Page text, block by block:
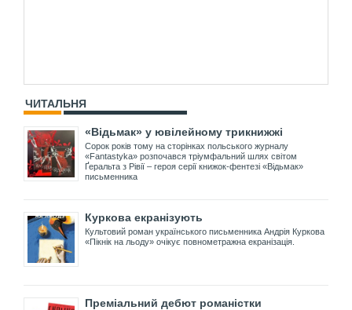
ЧИТАЛЬНЯ
«Відьмак» у ювілейному трикнижжі
Сорок років тому на сторінках польського журналу
«Fantastyka» розпочався тріумфальний шлях світом
Ґеральта з Рівії – героя серії книжок-фентезі «Відьмак»
письменника
Куркова екранізують
Культовий роман українського письменника Андрія Куркова
«Пікнік на льоду» очікує повнометражна екранізація.
Преміальний дебют романістки